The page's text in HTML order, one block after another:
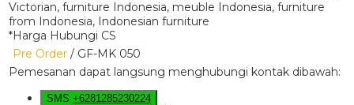
*Harga Hubungi CS
Pre Order / GF-MK 050
Pemesanan dapat langsung menghubungi kontak dibawah:
SMS +6281285230224